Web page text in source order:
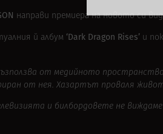
направи премиера на новото си
й албум ‘Dark Dragon Rises’ и
от медийното
от нея. Хазартът проваля
и билбордовете не